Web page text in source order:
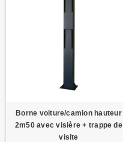
Borne voiture/camion hauteur
2m50 avec visière + trappe de
visite